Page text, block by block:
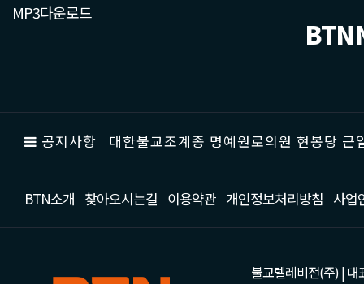
MP3다운로드
공지사항 대한불교조계종 명예원로의원 현봉당
BTN소개 찾아오시는길 이용약관 개인정보처리방침 사업
불교텔레비전(주) | 대